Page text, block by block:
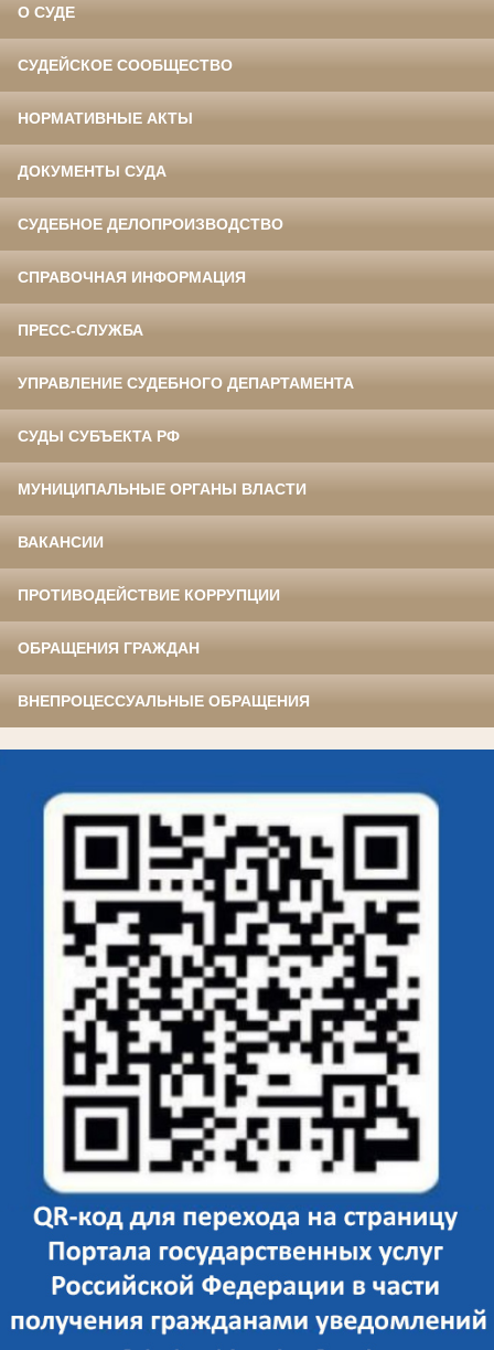
О СУДЕ
СУДЕЙСКОЕ СООБЩЕСТВО
НОРМАТИВНЫЕ АКТЫ
ДОКУМЕНТЫ СУДА
СУДЕБНОЕ ДЕЛОПРОИЗВОДСТВО
СПРАВОЧНАЯ ИНФОРМАЦИЯ
ПРЕСС-СЛУЖБА
УПРАВЛЕНИЕ СУДЕБНОГО ДЕПАРТАМЕНТА
СУДЫ СУБЪЕКТА РФ
МУНИЦИПАЛЬНЫЕ ОРГАНЫ ВЛАСТИ
ВАКАНСИИ
ПРОТИВОДЕЙСТВИЕ КОРРУПЦИИ
ОБРАЩЕНИЯ ГРАЖДАН
ВНЕПРОЦЕССУАЛЬНЫЕ ОБРАЩЕНИЯ